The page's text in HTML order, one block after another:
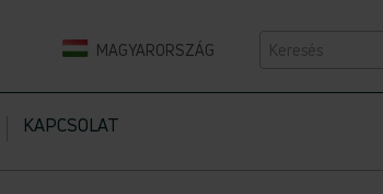
MAGYARORSZÁG
KAPCSOLAT